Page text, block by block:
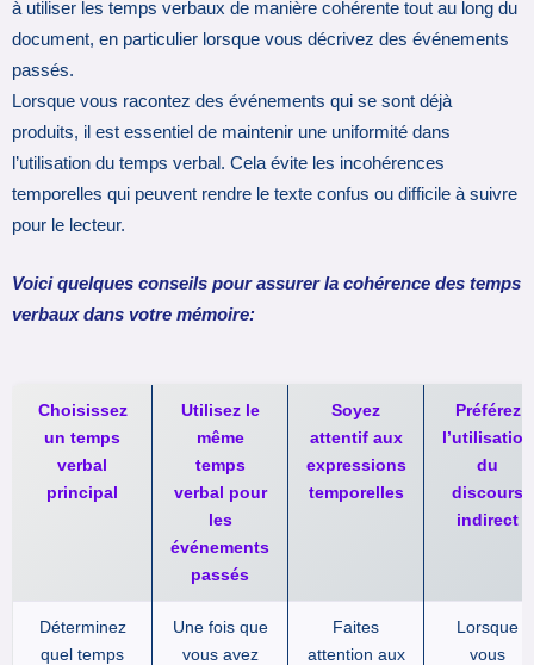
à utiliser les temps verbaux de manière cohérente tout au long du
document, en particulier lorsque vous décrivez des événements
passés.
Lorsque vous racontez des événements qui se sont déjà
produits, il est essentiel de maintenir une uniformité dans
l’utilisation du temps verbal. Cela évite les incohérences
temporelles qui peuvent rendre le texte confus ou difficile à suivre
pour le lecteur.
Voici quelques conseils pour assurer la cohérence des temps
verbaux dans votre mémoire:
Choisissez
un temps
verbal
principal
Utilisez le
même
temps
verbal pour
les
événements
passés
Soyez
attentif aux
expressions
temporelles
Préférez
l’utilisation
du
discours
indirect
Déterminez
quel temps
Une fois que
vous avez
Faites
attention aux
Lorsque
vous